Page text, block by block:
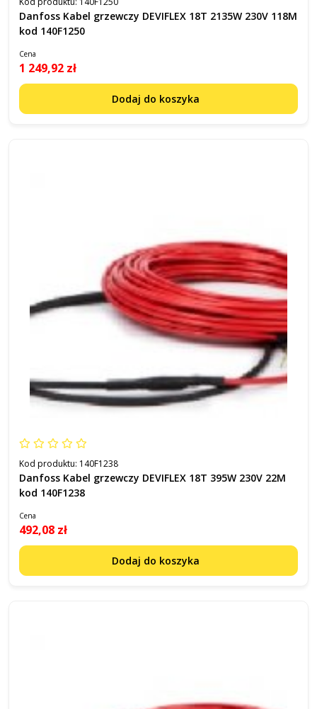
Danfoss Kabel grzewczy DEVIFLEX 18T 2135W 230V 118M
kod 140F1250
Cena
1 249,92 zł
Dodaj do koszyka
Kod produktu: 140F1238
Danfoss Kabel grzewczy DEVIFLEX 18T 395W 230V 22M
kod 140F1238
Cena
492,08 zł
Dodaj do koszyka